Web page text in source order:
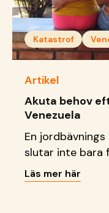
Katastrof
Artikel
Akuta behov
Venezuela
En
slutar inte bara
att skaka. Läs
Läs mer här